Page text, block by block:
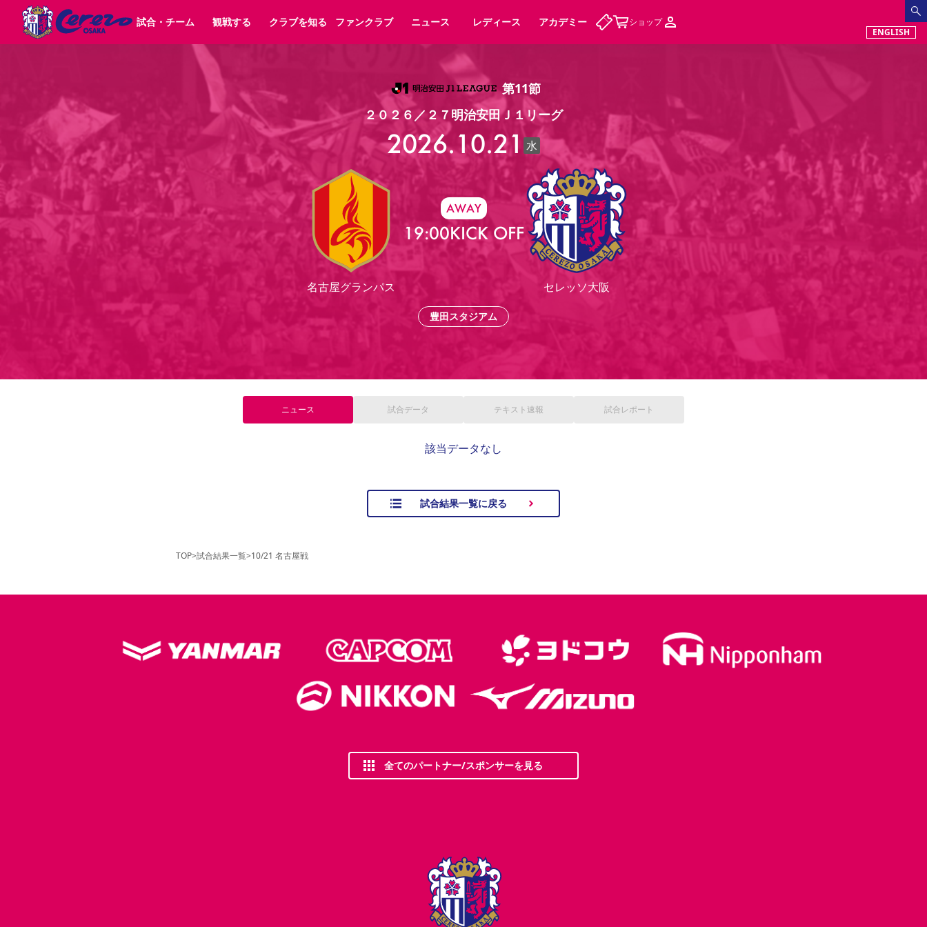
試合・チーム
選手・スタッフ アクセス レディース アカデミー
ハナサカプレーヤー
歴代所属選手
観戦する
価格・席種 購入方法 法人シーズンシート 福祉サービス
譲渡サービス リセールサービス
初めて観戦ガイド グルメ マッチデープログラム
観戦マナー&ルール
ビジターサポーター観戦ガイド
YANMAR HANASAKA STADIUM アウェイツアー
クラブを知る
求人情報
パートナー企業募集中 セレッソ大阪VISAカード サポートスタッフ セレッソアイデアちょうだいな
応援商店街
Lise（ライセンスビジネス）
サステナビリティポリシー インパクトレポート 活動レポート SPORT POSITIVE LEAGUES
取り組み実績
スポーツクラブ
セレッソフットサルパーク長居
セレッソスポーツパーク舞洲
子供のサッカースクール
ファンクラブ
SAKURA POINT Program 招待券引換方法 まいセレチケット 会員規定
ニュース
イベント ファンクラブ パートナー スポーツクラブ メディア
レディース アカデミー
ショップ
ENGLISH
第11節
２０２６／２７明治安田Ｊ１リーグ
2026.10.21 水
名古屋グランパス
AWAY
19:00KICK OFF
セレッソ大阪
豊田スタジアム
ニュース 試合データ テキスト 速報 試合レポート
該当データなし
試合結果一覧に戻る
TOP>試合結果一覧>10/21 名古屋戦
全てのパートナー/スポンサーを見る